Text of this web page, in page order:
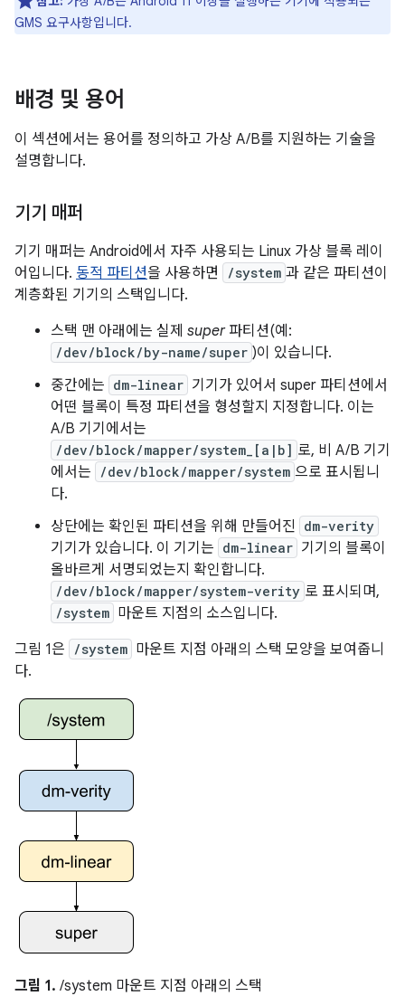
GMS 요구사항입니다.
배경 및 용어
이 섹션에서는 용어를 정의하고 가상 A/B를 지원하는 기술을
설명합니다.
기기 매퍼
기기 매퍼는 Android에서 자주 사용되는 Linux 가상 블록 레이
어입니다. 동적 파티션을 사용하면 /system 과 같은 파티션이
계층화된 기기의 스택입니다.
스택 맨 아래에는 실제 super파티션(예:
/dev/block/by-name/super )이 있습니다.
중간에는 dm-linear 기기가 있어서 super 파티션에서
어떤 블록이 특정 파티션을 형성할지 지정합니다. 이는
A/B 기기에서는
/dev/block/mapper/system_[a|b] 로, 비 A/B 기기
에서는
/dev/block/mapper/system 으로 표시됩니
다.
상단에는 확인된 파티션을 위해 만들어진 dm-verity
기기가 있습니다. 이 기기는 dm-linear 기기의 블록이
올바르게 서명되었는지 확인합니다.
/dev/block/mapper/system-verity 로 표시되며,
/system 마운트 지점의 소스입니다.
그림 1은
/system 마운트 지점 아래의 스택 모양을 보여줍니
다.
그림 1. /system 마운트 지점 아래의 스택